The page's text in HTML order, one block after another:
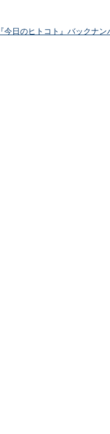
『今日のヒトコト』バックナン